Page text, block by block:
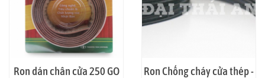
Ron dán chân cửa 250 GO
Ron Chống cháy cửa thép -